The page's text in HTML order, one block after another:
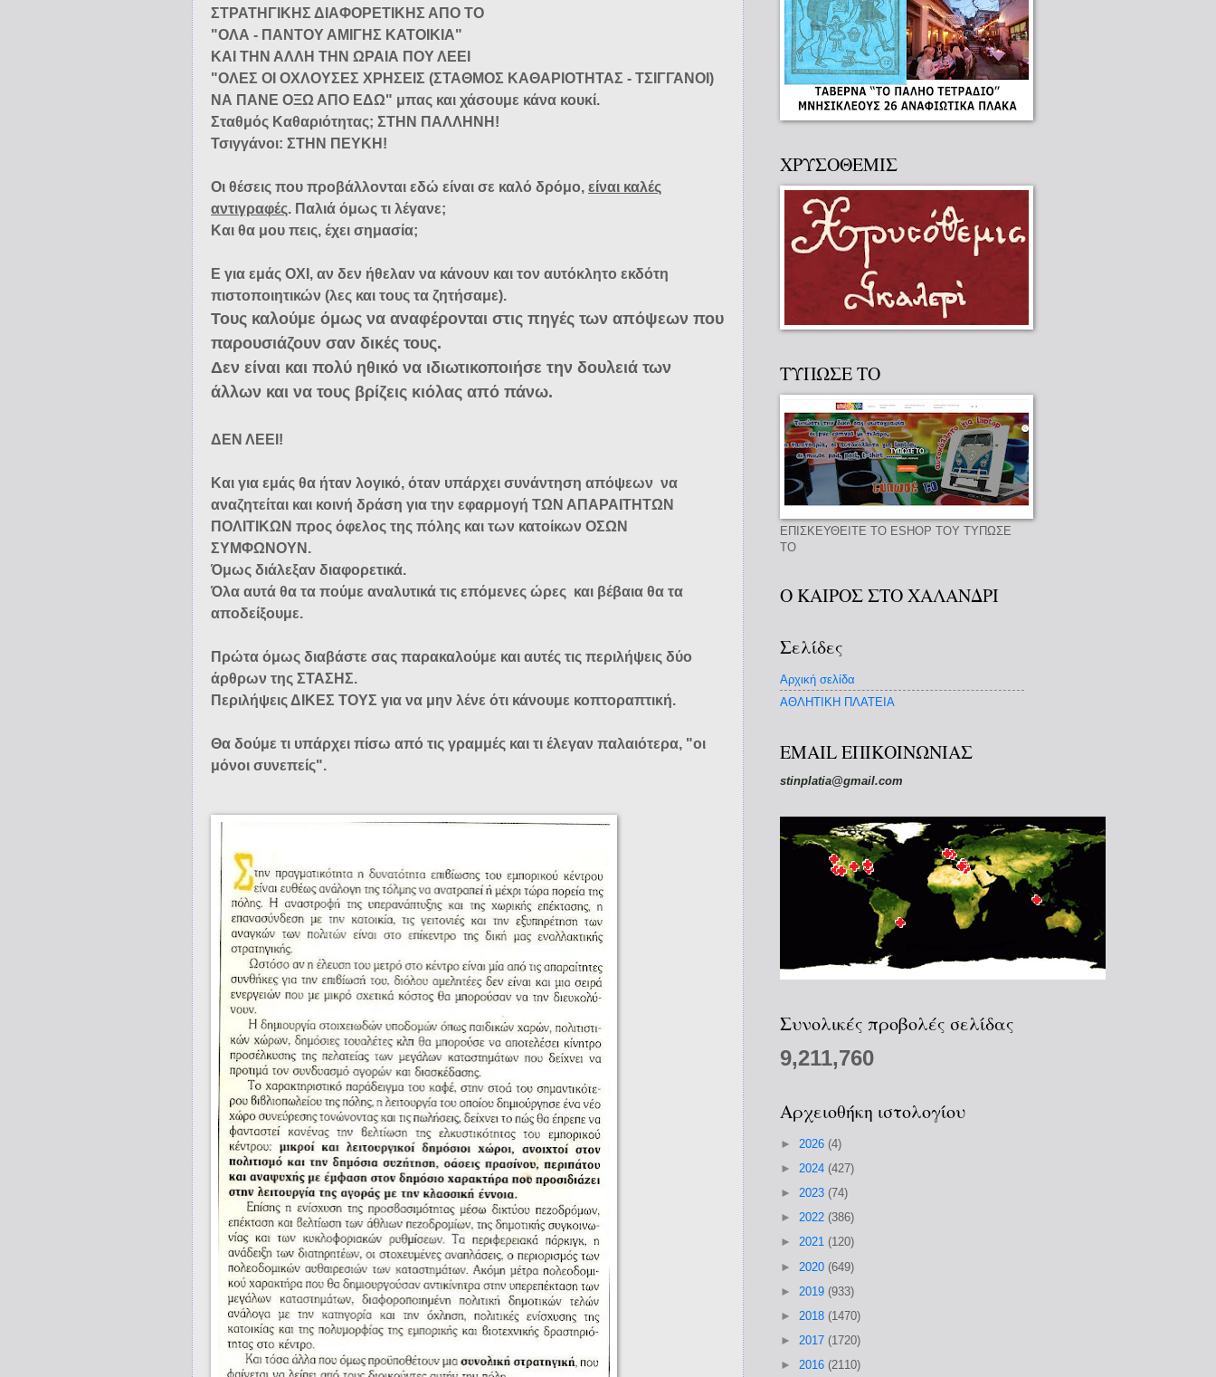
ΣΤΡΑΤΗΓΙΚΗΣ ΔΙΑΦΟΡΕΤΙΚΗΣ ΑΠΟ ΤΟ
"ΟΛΑ - ΠΑΝΤΟΥ ΑΜΙΓΗΣ ΚΑΤΟΙΚΙΑ"
ΚΑΙ ΤΗΝ ΑΛΛΗ ΤΗΝ ΩΡΑΙΑ ΠΟΥ ΛΕΕΙ
"ΟΛΕΣ ΟΙ ΟΧΛΟΥΣΕΣ ΧΡΗΣΕΙΣ (ΣΤΑΘΜΟΣ ΚΑΘΑΡΙΟΤΗΤΑΣ - ΤΣΙΓΓΑΝΟΙ)
ΝΑ ΠΑΝΕ ΟΞΩ ΑΠΟ ΕΔΩ" μπας και χάσουμε κάνα κουκί.
Σταθμός Καθαριότητας; ΣΤΗΝ ΠΑΛΛΗΝΗ!
Τσιγγάνοι: ΣΤΗΝ ΠΕΥΚΗ!
Οι θέσεις που προβάλλονται εδώ είναι σε καλό δρόμο, είναι καλές
αντιγραφές. Παλιά όμως τι λέγανε;
Και θα μου πεις, έχει σημασία;
Ε για εμάς ΟΧΙ, αν δεν ήθελαν να κάνουν και τον αυτόκλητο εκδότη
πιστοποιητικών (λες και τους τα ζητήσαμε).
Τους καλούμε όμως να αναφέρονται στις πηγές των απόψεων που
παρουσιάζουν σαν δικές τους.
Δεν είναι και πολύ ηθικό να ιδιωτικοποιήσε την δουλειά των
άλλων και να τους βρίζεις κιόλας από πάνω.
ΔΕΝ ΛΕΕΙ!
Και για εμάς θα ήταν λογικό, όταν υπάρχει συνάντηση απόψεων να
αναζητείται και κοινή δράση για την εφαρμογή ΤΩΝ ΑΠΑΡΑΙΤΗΤΩΝ
ΠΟΛΙΤΙΚΩΝ προς όφελος της πόλης και των κατοίκων ΟΣΩΝ
ΣΥΜΦΩΝΟΥΝ.
Όμως διάλεξαν διαφορετικά.
Όλα αυτά θα τα πούμε αναλυτικά τις επόμενες ώρες και βέβαια θα τα
αποδείξουμε.
Πρώτα όμως διαβάστε σας παρακαλούμε και αυτές τις περιλήψεις δύο
άρθρων της ΣΤΑΣΗΣ.
Περιλήψεις ΔΙΚΕΣ ΤΟΥΣ για να μην λένε ότι κάνουμε κοπτοραπτική.
Θα δούμε τι υπάρχει πίσω από τις γραμμές και τι έλεγαν παλαιότερα, "οι
μόνοι συνεπείς".
ΧΡΥΣΟΘΕΜΙΣ
ΤΥΠΩΣΕ ΤΟ
ΕΠΙΣΚΕΥΘΕΙΤΕ ΤΟ ESHOP ΤΟΥ ΤΥΠΩΣΕ
ΤΟ
Ο ΚΑΙΡΟΣ ΣΤΟ ΧΑΛΑΝΔΡΙ
Σελίδες
Αρχική σελίδα
ΑΘΛΗΤΙΚΗ ΠΛΑΤΕΙΑ
EMAIL ΕΠΙΚΟΙΝΩΝΙΑΣ
stinplatia@gmail.com
Συνολικές προβολές σελίδας
9,211,760
Αρχειοθήκη ιστολογίου
► 2026 (4)
► 2024 (427)
► 2023 (74)
► 2022 (386)
► 2021 (120)
► 2020 (649)
► 2019 (933)
► 2018 (1470)
► 2017 (1720)
► 2016 (2110)